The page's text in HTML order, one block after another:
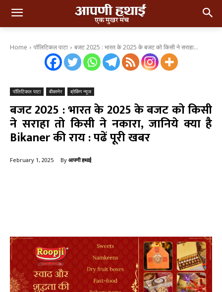
Home पॉलिटिकल पाटा बजट 2025 : भारत के 2025 के बजट को किसी ने सराहा...
पॉलिटिकल पाटा बीकानेर ब्रेकिंग न्यूज
बजट 2025 : भारत के 2025 के बजट को किसी
ने सराहा तो किसी ने नकारा, जानिये क्या है
Bikaner की राय : पढें पूरी खबर
February 1, 2025 By आपणी हथाई